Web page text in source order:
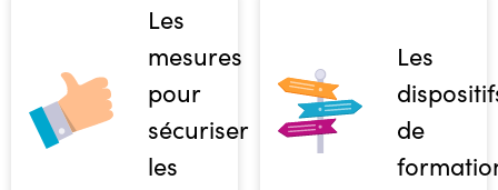
Les
mesures
pour
sécuriser
les
Les
de